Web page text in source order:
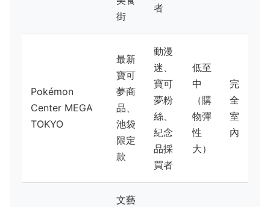
街
者
Pokémon
Center MEGA
TOKYO
最新
寶可
夢商
品、
池袋
限定
款
動漫
迷、
寶可
夢粉
絲、
紀念
品採
買者
低至
中
（購
物彈
性
大）
完
全
室
內
文藝